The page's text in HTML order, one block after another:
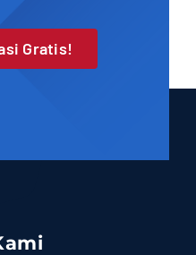
Gratis!